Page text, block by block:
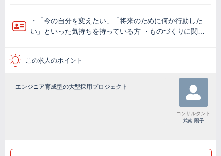
・「今の自分を変えたい」「将来のために何か行動した
い」といった気持ちを持っている方 ・ものづくりに関…
この求人のポイント
エンジニア育成型の大型採用プロジェクト
コンサルタント
武南 陽子